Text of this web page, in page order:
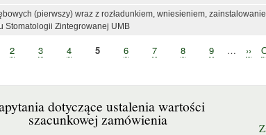
(pierwszy) wraz z rozładunkiem, wniesieniem,
Stomatologii Zintegrowanej UMB
Strona
2 Strona
3 Strona
4
Bieżąca
5 Strona
6 Strona
7 Strona
8 Strona
9 … ››
dotyczące ustalenia wartości
szacunkowej zamówienia